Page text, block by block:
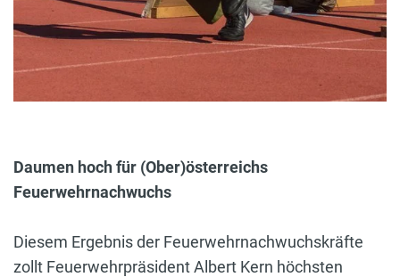
Daumen hoch für (Ober)österreichs
Feuerwehrnachwuchs
Diesem Ergebnis der Feuerwehrnachwuchskräfte
zollt Feuerwehrpräsident Albert Kern höchsten